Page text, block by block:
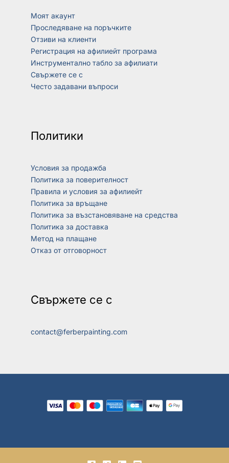
Моят акаунт
Проследяване на поръчките
Отзиви на клиенти
Регистрация на афилиейт програма
Инструментално табло за афилиати
Свържете се с
Често задавани въпроси
Политики
Условия за продажба
Политика за поверителност
Правила и условия за афилиейт
Политика за връщане
Политика за възстановяване на средства
Политика за доставка
Метод на плащане
Отказ от отговорност
Свържете се с
contact@ferberpainting.com